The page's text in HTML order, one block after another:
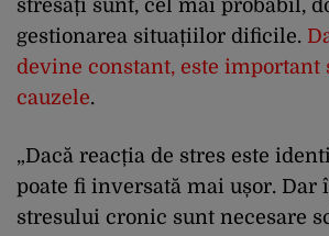
stresați sunt, cel mai probabil,
gestionarea situațiilor dificile.
devine constant, este important
cauzele.
„Dacă reacția de stres este
poate fi inversată mai ușor. Dar
stresului cronic sunt necesare